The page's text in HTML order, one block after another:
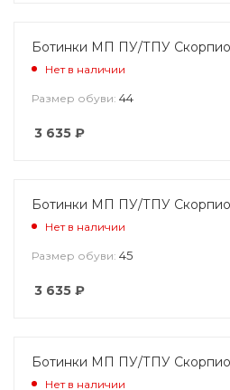
Ботинки МП ПУ/ТПУ
Нет в наличии
Размер обуви: 44
3 635 ₽
Ботинки МП ПУ/ТПУ
Нет в наличии
Размер обуви: 45
3 635 ₽
Ботинки МП ПУ/ТПУ
Нет в наличии